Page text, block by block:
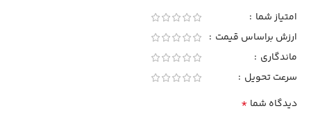
امتیاز شما
ارزش براساس قیمت
ماندگاری
سرعت تحویل
دیدگاه شما *